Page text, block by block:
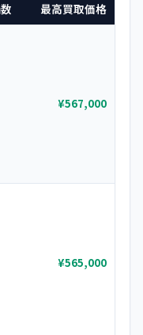
最高買取価格
¥567,000
¥565,000